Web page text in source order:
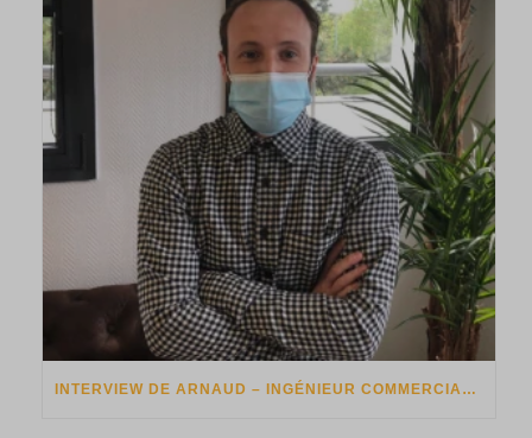
INTERVIEW DE ARNAUD – INGÉNIEUR COMMERCIAL CHEZ SYNALCOM